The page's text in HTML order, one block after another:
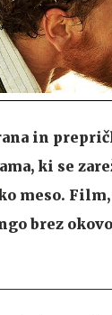
in
ki se
meso.
brez